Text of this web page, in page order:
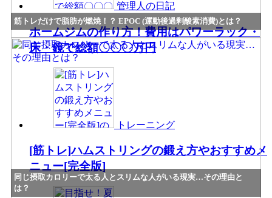
筋トレだけで脂肪が燃焼！？ EPOC (運動後過剰酸素消費)とは？
同じ摂取カロリーで太る人とスリムな人がいる現実…その理由と
は？
管理人の日記
ホームジムの作り方！費用はパワーラック・
床・鏡で総額〇〇〇万円
トレーニング
[筋トレ]ハムストリングの鍛え方やおすすめメ
ニュー[完全版]